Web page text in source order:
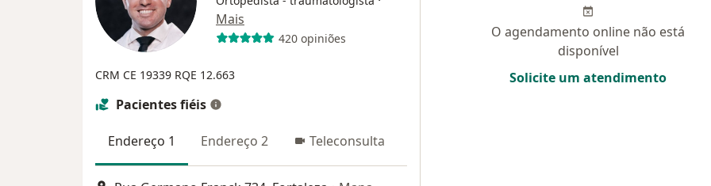
Mais
420 opiniões
CRM CE 19339 RQE 12.663
Pacientes fiéis
Endereço 1 Endereço 2 Teleconsulta
O agendamento online não está
disponível
Solicite um atendimento